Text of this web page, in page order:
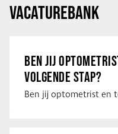
VACATUREBANK
BEN JIJ
VOLGENDE STAP?